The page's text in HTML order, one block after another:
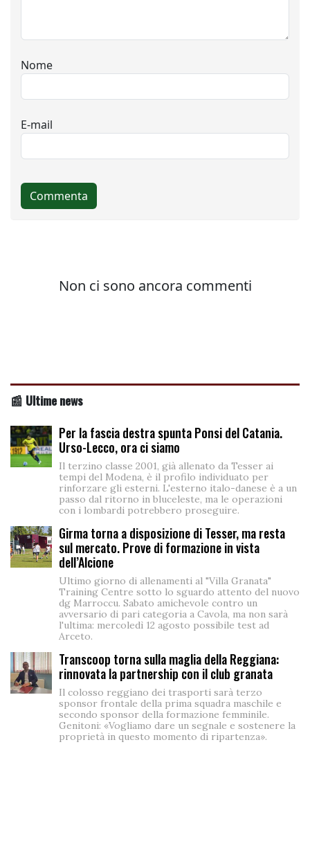
📰 Ultime news
Per la fascia destra spunta Ponsi del Catania.
Urso-Lecco, ora ci siamo
Il terzino classe 2001, già allenato da Tesser ai
tempi del Modena, è il profilo individuato per
rinforzare gli esterni. L'esterno italo-danese è a un
passo dal ritorno in bluceleste, ma le operazioni
con i lombardi potrebbero proseguire.
Girma torna a disposizione di Tesser, ma resta
sul mercato. Prove di formazione in vista
dell’Alcione
Ultimo giorno di allenamenti al "Villa Granata"
Training Centre sotto lo sguardo attento del nuovo
dg Marroccu. Sabato amichevole contro un
avversario di pari categoria a Cavola, ma non sarà
l'ultima: mercoledì 12 agosto possibile test ad
Arceto.
Transcoop torna sulla maglia della Reggiana:
rinnovata la partnership con il club granata
Il colosso reggiano dei trasporti sarà terzo
sponsor frontale della prima squadra maschile e
secondo sponsor della formazione femminile.
Genitoni: «Vogliamo dare un segnale e sostenere la
proprietà in questo momento di ripartenza».